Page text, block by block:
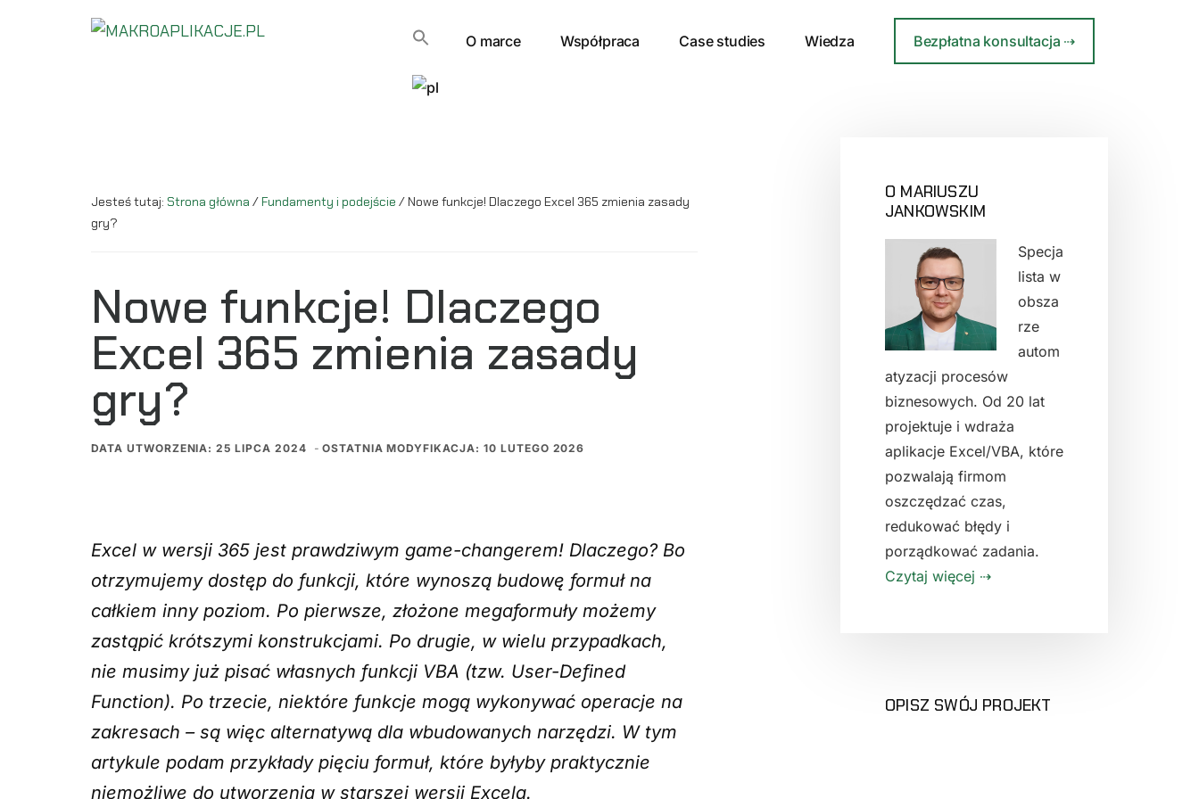
Additional
O marce Współpraca Case studies Wiedza Bezpłatna konsultacja ⇢
Jesteś tutaj: Strona główna /Fundamenty i podejście / Nowe funkcje! Dlaczego Excel 365 zmienia zasady
gry?
Nowe funkcje! Dlaczego
Excel 365 zmienia zasady
gry?
DATA UTWORZENIA: 25 LIPCA 2024 - OSTATNIA MODYFIKACJA: 10 LUTEGO 2026
Excel w wersji 365 jest prawdziwym game-changerem! Dlaczego? Bo
otrzymujemy dostęp do funkcji, które wynoszą budowę formuł na
całkiem inny poziom. Po pierwsze, złożone megaformuły możemy
zastąpić krótszymi konstrukcjami. Po drugie, w wielu przypadkach,
nie musimy już pisać własnych funkcji VBA (tzw. User-Defined
Function). Po trzecie, niektóre funkcje mogą wykonywać operacje na
zakresach – są więc alternatywą dla wbudowanych narzędzi. W tym
artykule podam przykłady pięciu formuł, które byłyby praktycznie
niemożliwe do utworzenia w starszej wersji Excela.
PIERWSZY
PANEL
BOCZNY
O MARIUSZU
JANKOWSKIM
Specja
lista w
obsza
rze
autom
atyzacji procesów
biznesowych. Od 20 lat
projektuje i wdraża
aplikacje Excel/VBA, które
pozwalają firmom
oszczędzać czas,
redukować błędy i
porządkować zadania.
Czytaj więcej ⇢
OPISZ SWÓJ PROJEKT